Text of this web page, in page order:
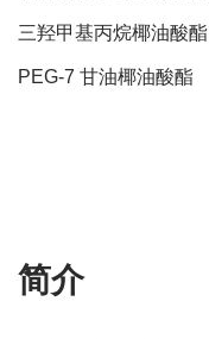
三羟甲基丙烷椰油酸酯
PEG-7 甘油椰油酸酯
简介